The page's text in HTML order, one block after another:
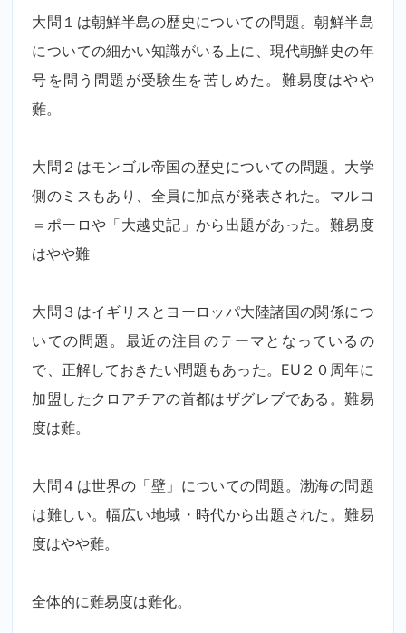
大問１は朝鮮半島の歴史についての問題。朝鮮半島
についての細かい知識がいる上に、現代朝鮮史の年
号を問う問題が受験生を苦しめた。難易度はやや
難。
大問２はモンゴル帝国の歴史についての問題。大学
側のミスもあり、全員に加点が発表された。マルコ
＝ポーロや「大越史記」から出題があった。難易度
はやや難
大問３はイギリスとヨーロッパ大陸諸国の関係につ
いての問題。最近の注目のテーマとなっているの
で、正解しておきたい問題もあった。 EU ２０周年に
加盟したクロアチアの首都はザグレブである。難易
度は難。
大問４は世界の「壁」についての問題。渤海の問題
は難しい。幅広い地域・時代から出題された。難易
度はやや難。
全体的に難易度は難化。